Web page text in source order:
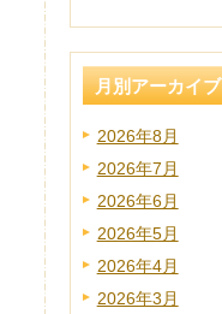
月別アーカイブ
2026年8月
2026年7月
2026年6月
2026年5月
2026年4月
2026年3月